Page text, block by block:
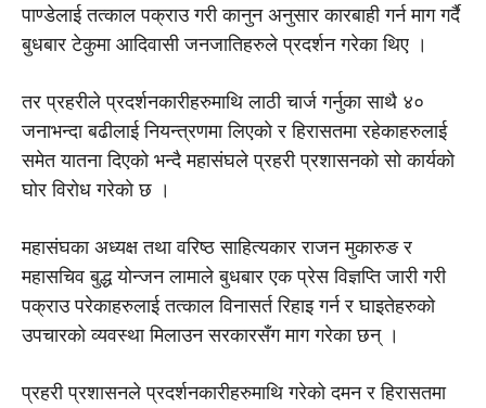
पाण्डेलाई तत्काल पक्राउ गरी कानुन अनुसार कारबाही गर्न माग गर्दै
बुधबार टेकुमा आदिवासी जनजातिहरुले प्रदर्शन गरेका थिए ।
तर प्रहरीले प्रदर्शनकारीहरुमाथि लाठी चार्ज गर्नुका साथै ४०
जनाभन्दा बढीलाई नियन्त्रणमा लिएकाे र हिरासतमा रहेकाहरुलाई
समेत यातना दिएको भन्दै महासंघले प्रहरी प्रशासनको सो कार्यकाे
घाेर विराेध गरेकाे छ ।
महासंघका अध्यक्ष तथा वरिष्ठ साहित्यकार राजन मुकारुङ र
महासचिव बुद्ध योन्जन लामाले बुधबार एक प्रेस विज्ञप्ति जारी गरी
पक्राउ परेकाहरुलाई तत्काल विनासर्त रिहाइ गर्न र घाइतेहरुको
उपचारकाे व्यवस्था मिलाउन सरकारसँग माग गरेका छन् ।
प्रहरी प्रशासनले प्रदर्शनकारीहरुमाथि गरेको दमन र हिरासतमा